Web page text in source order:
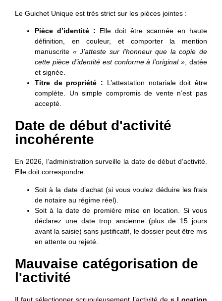
Le Guichet Unique est très strict sur les pièces jointes :
Pièce d’identité : Elle doit être scannée en haute
définition, en couleur, et comporter la mention
manuscrite « J’atteste sur l’honneur que la copie de
cette pièce d’identité est conforme à l’original », datée
et signée.
Titre de propriété : L’attestation notariale doit être
complète. Un simple compromis de vente n’est pas
accepté.
Date de début d'activité
incohérente
En 2026, l’administration surveille la date de début d’activité.
Elle doit correspondre :
Soit à la date d’achat (si vous voulez déduire les frais
de notaire au régime réel).
Soit à la date de première mise en location. Si vous
déclarez une date trop ancienne (plus de 15 jours
avant la saisie) sans justificatif, le dossier peut être mis
en attente ou rejeté.
Mauvaise catégorisation de
l'activité